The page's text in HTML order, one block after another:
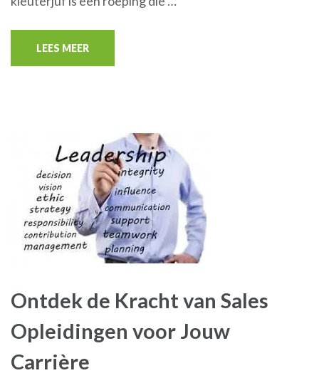
LEES MEER
Ontdek de Kracht van Sales
Opleidingen voor Jouw
Carrière